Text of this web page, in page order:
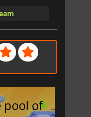
pool of